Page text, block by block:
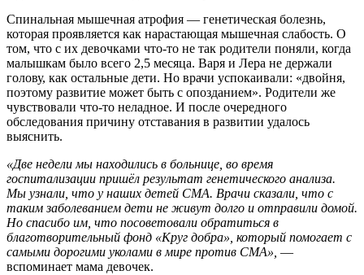
Спинальная мышечная атрофия — генетическая болезнь,
которая проявляется как нарастающая мышечная слабость. О
том, что с их девочками что-то не так родители поняли, когда
малышкам было всего 2,5 месяца. Варя и Лера не держали
голову, как остальные дети. Но врачи успокаивали: «двойня,
поэтому развитие может быть с опозданием». Родители же
чувствовали что-то неладное. И после очередного
обследования причину отставания в развитии удалось
выяснить.
«Две недели мы находились в больнице, во время
госпитализации пришёл результат генетического анализа.
Мы узнали, что у наших детей СМА. Врачи сказали, что с
таким заболеванием дети не живут долго и отправили домой.
Но спасибо им, что посоветовали обратиться в
благотворительный фонд «Круг добра», который помогает с
самыми дорогими уколами в мире против СМА», —
вспоминает мама девочек.